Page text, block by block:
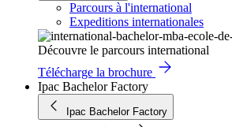
Parcours à l'international
Expeditions internationales
Découvre le parcours international
Télécharge la brochure
Ipac Bachelor Factory
Ipac Bachelor Factory